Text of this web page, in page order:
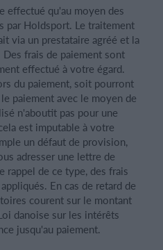
effectué qu'au moyen des
par Holdsport. Le traitement
via un prestataire agréé et la
frais de paiement sont
effectué à votre égard.
du paiement, soit pourront
paiement avec le moyen de
n'aboutit pas pour une
est imputable à votre
un défaut de provision,
adresser une lettre de
rappel de ce type, des frais
En cas de retard de
courent sur le montant
danoise sur les intérêts
jusqu'au paiement.